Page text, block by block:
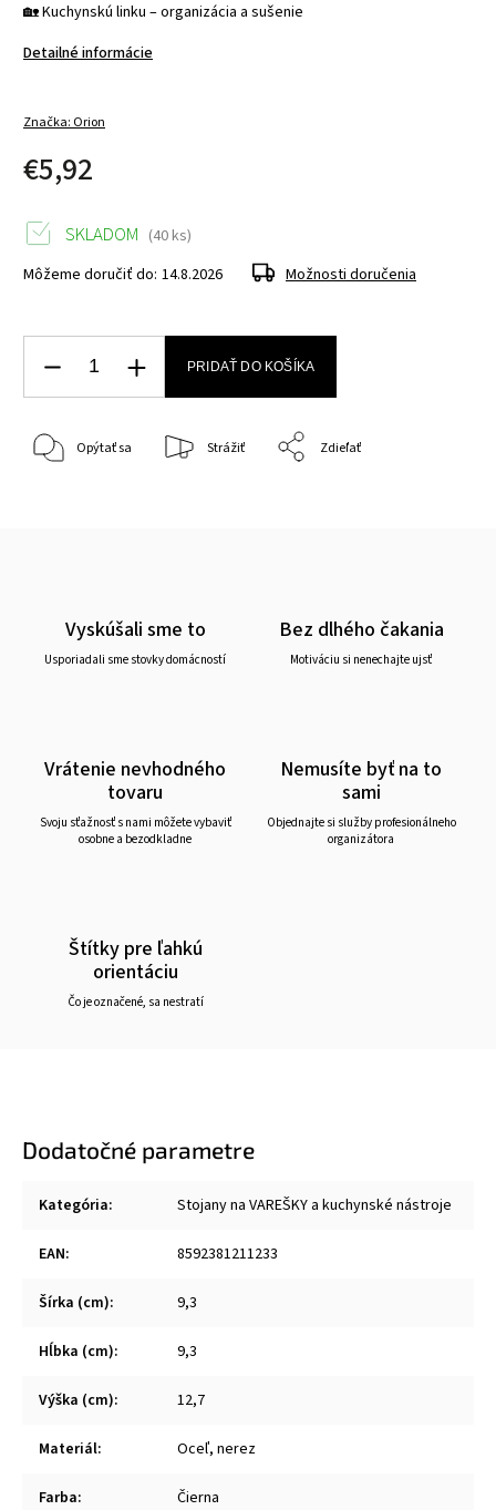
🏡 Kuchynskú linku – organizácia a sušenie
Detailné informácie
Značka: Orion
€5,92
SKLADOM (40 ks)
Môžeme doručiť do: 14.8.2026 Možnosti doručenia
PRIDAŤ DO KOŠÍKA
Opýtať sa Strážiť Zdieľať
Vyskúšali sme to
Usporiadali sme stovky domácností
Bez dlhého čakania
Motiváciu si nenechajte ujsť
Vrátenie nevhodného
tovaru
Svoju sťažnosť s nami môžete vybaviť
osobne a bezodkladne
Nemusíte byť na to
sami
Objednajte si služby profesionálneho
organizátora
Štítky pre ľahkú
orientáciu
Čo je označené, sa nestratí
Dodatočné parametre
Kategória: Stojany na VAREŠKY a kuchynské nástroje
EAN: 8592381211233
Šírka (cm): 9,3
Hĺbka (cm): 9,3
Výška (cm): 12,7
Materiál: Oceľ, nerez
Farba: Čierna